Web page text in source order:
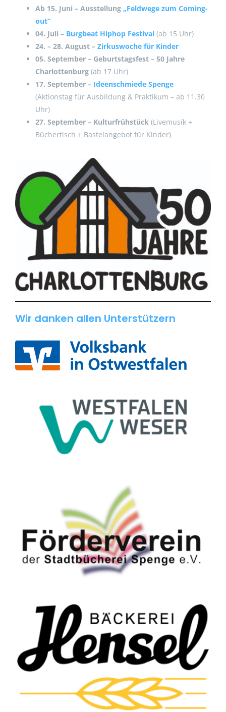
Ab 15. Juni – Ausstellung „Feldwege zum Coming-
out“
04. Juli – Burgbeat Hiphop Festival (ab 15 Uhr)
24. – 28. August – Zirkuswoche für Kinder
05. September – Geburtstagsfest – 50 Jahre
Charlottenburg (ab 17 Uhr)
17. September – Ideenschmiede Spenge
(Aktionstag für Ausbildung & Praktikum – ab 11.30
Uhr)
27. September – Kulturfrühstück (Livemusik +
Büchertisch + Bastelangebot für Kinder)
Wir danken allen Unterstützern